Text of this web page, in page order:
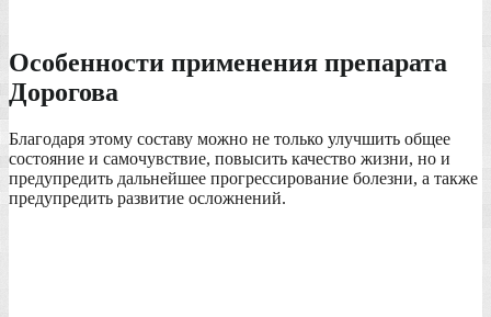
Особенности применения препарата
Дорогова
Благодаря этому составу можно не только улучшить общее
состояние и самочувствие, повысить качество жизни, но и
предупредить дальнейшее прогрессирование болезни, а также
предупредить развитие осложнений.